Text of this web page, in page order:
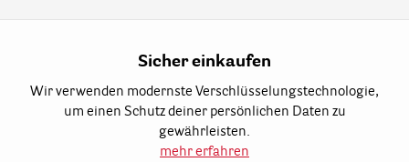
Sicher einkaufen
Wir verwenden modernste Verschlüsselungstechnologie,
um einen Schutz deiner persönlichen Daten zu
gewährleisten.
mehr erfahren